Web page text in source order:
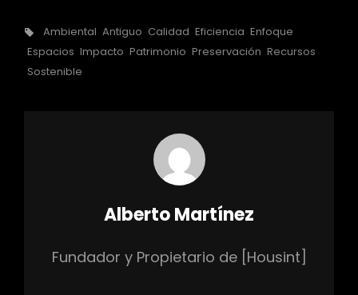
Etiquetas,
Ambiental Antiguo Calidad Eficiencia Enfoque
Espacios Impacto Patrimonio Preservación Recursos
Sostenible
Autor:
Alberto Martínez
Fundador y Propietario de [Housint]